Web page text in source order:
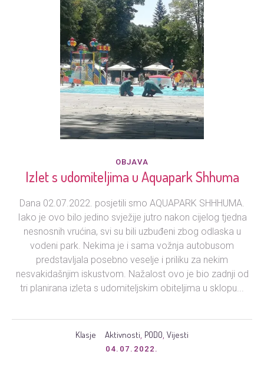
OBJAVA
Izlet s udomiteljima u Aquapark Shhuma
Dana 02.07.2022. posjetili smo AQUAPARK SHHHUMA.
Iako je ovo bilo jedino svježije jutro nakon cijelog tjedna
nesnosnih vrućina, svi su bili uzbuđeni zbog odlaska u
vodeni park. Nekima je i sama vožnja autobusom
predstavljala posebno veselje i priliku za nekim
nesvakidašnjim iskustvom. Nažalost ovo je bio zadnji od
tri planirana izleta s udomiteljskim obiteljima u sklopu...
Klasje Aktivnosti, PODO, Vijesti
04.07.2022.